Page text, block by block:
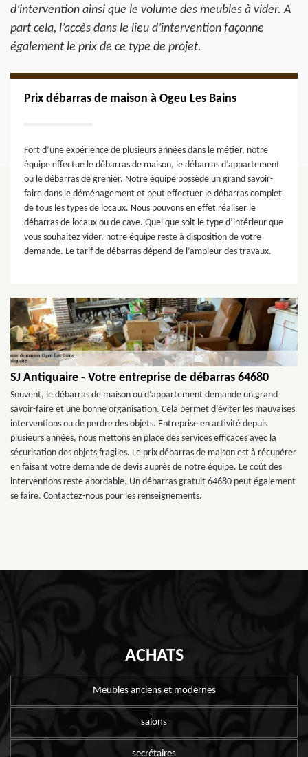
d’intervention ainsi que le volume des meubles à vider. A
part cela, l’accès dans le lieu d’intervention façonne
également le prix de ce type de projet.
Prix débarras de maison à Ogeu Les Bains
Fort d’une expérience de plusieurs années dans le métier, notre
équipe effectue le débarras de maison, le débarras d’appartement
ou le débarras de grenier. Notre équipe possède un grand savoir-
faire dans le déménagement et peut effectuer le débarras complet
de tous les types de locaux. Nous pouvons en effet réaliser le
débarras de locaux ou de cave. Quel que soit le type d’intérieur que
vous souhaitez vider, notre équipe reste à disposition de votre
demande. Le tarif de débarras dépend de l’ampleur des travaux.
SJ Antiquaire - Votre entreprise de débarras 64680
Souvent, le débarras de maison ou d’appartement demande un grand
savoir-faire et une bonne organisation. Cela permet d’éviter les mauvaises
interventions ou de perdre des objets. Entreprise en activité depuis
plusieurs années, nous mettons en place des services efficaces avec la
sécurisation des objets fragiles. Le prix débarras de maison est à récupérer
en faisant votre demande de devis auprès de notre équipe. Le coût des
interventions reste abordable. Un débarras gratuit 64680 peut également
se faire. Contactez-nous pour les renseignements.
ACHATS
Meubles anciens et modernes
salons
secrétaires